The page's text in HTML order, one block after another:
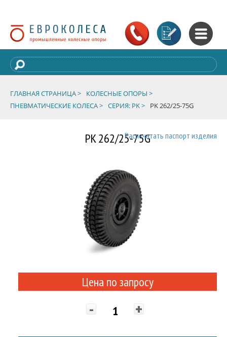
ГЛАВНАЯ СТРАНИЦА >
КОЛЕСНЫЕ ОПОРЫ >
ПНЕВМАТИЧЕСКИЕ КОЛЕСА > СЕРИЯ: PK > PK 262/25-75G
PK 262/25-75GРаспечатать паспорт изделия
Цена по запросу
- +